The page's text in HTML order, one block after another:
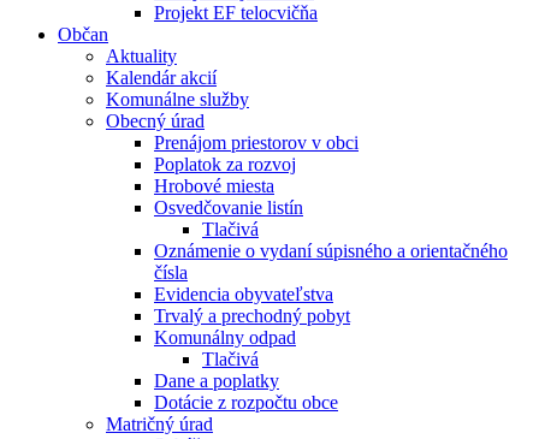
Projekt EF telocvičňa
Občan
Aktuality
Kalendár akcií
Komunálne služby
Obecný úrad
Prenájom priestorov v obci
Poplatok za rozvoj
Hrobové miesta
Osvedčovanie listín
Tlačivá
Oznámenie o vydaní súpisného a orientačného
čísla
Evidencia obyvateľstva
Trvalý a prechodný pobyt
Komunálny odpad
Tlačivá
Dane a poplatky
Dotácie z rozpočtu obce
Matričný úrad